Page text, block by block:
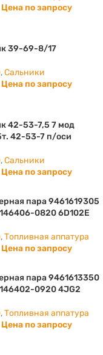
Цена по запросу
39-69-8/17
,Сальники
Цена по запросу
42-53-7,5 7 мод
42-53-7 п/оси
,Сальники
Цена по запросу
пара 9461619305
0820 6D102E
,Топливная аппатура
Цена по запросу
пара 9461613350
0920 4JG2
,Топливная аппатура
Цена по запросу